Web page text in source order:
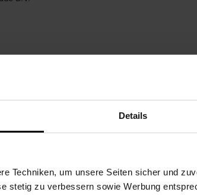
Details
Techniken, um unsere Seiten sicher und
stetig zu verbessern sowie Werbung